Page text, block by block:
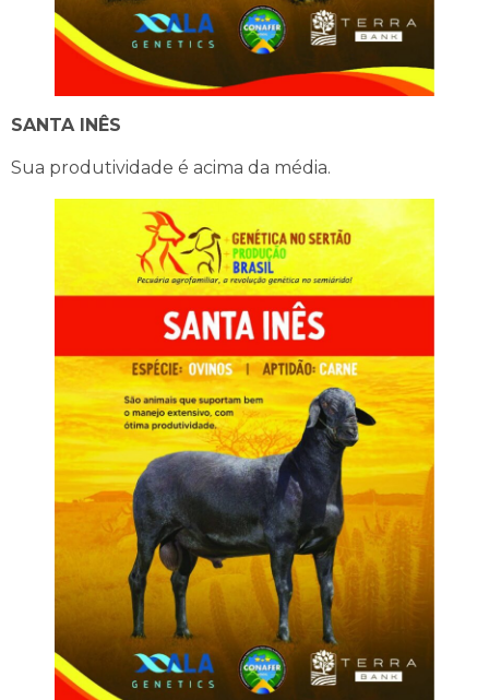
SANTA INÊS
Sua produtividade é acima da média.